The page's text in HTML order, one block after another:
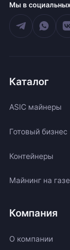
Мы в
Каталог
ASIC майнеры
Готовый бизнес
Контейнеры
Майнинг на газе
Компания
О компании